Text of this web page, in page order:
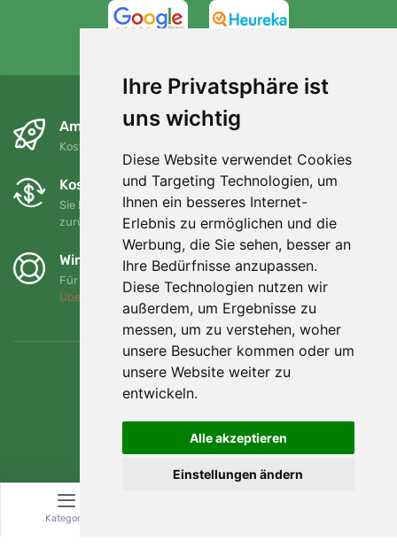
Ihre Privatsphäre ist
uns wichtig
Diese Website verwendet Cookies
und Targeting Technologien, um
Ihnen ein besseres Internet-
Erlebnis zu ermöglichen und die
Werbung, die Sie sehen, besser an
Ihre Bedürfnisse anzupassen.
Diese Technologien nutzen wir
außerdem, um Ergebnisse zu
messen, um zu verstehen, woher
unsere Besucher kommen oder um
unsere Website weiter zu
entwickeln.
Alle akzeptieren
Einstellungen ändern
Am nächsten Tag und kostenlos
Kostenloser Versand für Bestellungen über 80 EUR
Kostenloser Umtausch und Rückgabe
Sie können Ihre Bestellung jederzeit innerhalb von 90 Tagen
zurückgeben oder umtauschen.
Wir unterstützen Trees.org
Für jede Bestellung pflanzen wir einen Baum! Mehr lesen
Über uns
Kategorie